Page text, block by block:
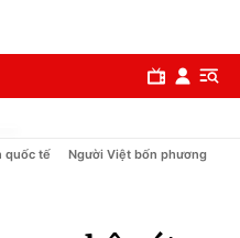
quốc tế Người Việt bốn phương